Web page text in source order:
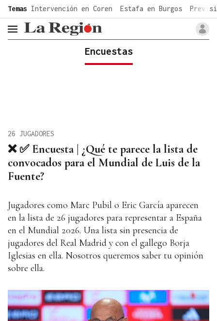
common.go-to-content
Temas Intervención en Coren Estafa en Burgos
header.menu.open
Encuestas
❌ ✅ Encuesta | ¿Qué te parece la lista de
convocados para el Mundial de Luis de la
Fuente?
26 JUGADORES
Jugadores como Marc Pubil o Eric García aparecen
en la lista de 26 jugadores para representar a España
en el Mundial 2026. Una lista sin presencia de
jugadores del Real Madrid y con el gallego Borja
Iglesias en ella. Nosotros queremos saber tu opinión
sobre ella.